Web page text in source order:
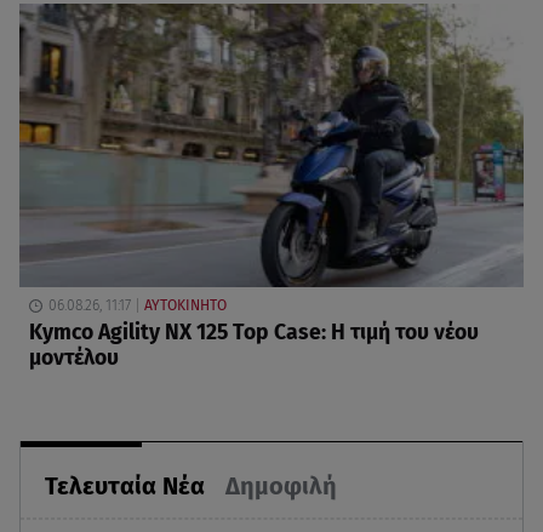
Τελευταία Νέα Δημοφιλή
06.08.26, 11:17 ΑΥΤΟΚΙΝΗΤΟ
Kymco Agility NX 125 Τοp Case: Η τιμή του νέου
μοντέλου